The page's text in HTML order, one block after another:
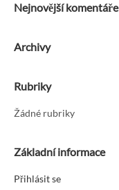
Nejnovější komentáře
Archivy
Rubriky
Žádné rubriky
Základní informace
Přihlásit se